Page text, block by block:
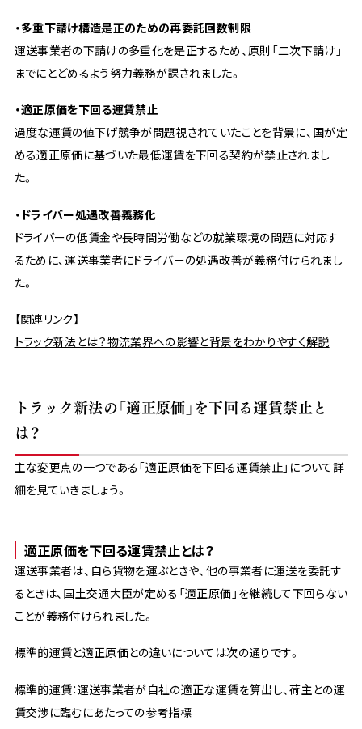
・多重下請け構造是正のための再委託回数制限
運送事業者の下請けの多重化を是正するため、原則「二次下請け」
までにとどめるよう努力義務が課されました。
・適正原価を下回る運賃禁止
過度な運賃の値下げ競争が問題視されていたことを背景に、国が定
める適正原価に基づいた最低運賃を下回る契約が禁止されまし
た。
・ドライバー処遇改善義務化
ドライバーの低賃金や長時間労働などの就業環境の問題に対応す
るために、運送事業者にドライバーの処遇改善が義務付けられまし
た。
【関連リンク】
トラック新法とは？物流業界への影響と背景をわかりやすく解説
トラック新法の「適正原価」を下回る運賃禁止と
は？
主な変更点の一つである「適正原価を下回る運賃禁止」について詳
細を見ていきましょう。
適正原価を下回る運賃禁止とは？
運送事業者は、自ら貨物を運ぶときや、他の事業者に運送を委託す
るときは、国土交通大臣が定める「適正原価」を継続して下回らない
ことが義務付けられました。
標準的運賃と適正原価との違いについては次の通りです。
標準的運賃：運送事業者が自社の適正な運賃を算出し、荷主との運
賃交渉に臨むにあたっての参考指標